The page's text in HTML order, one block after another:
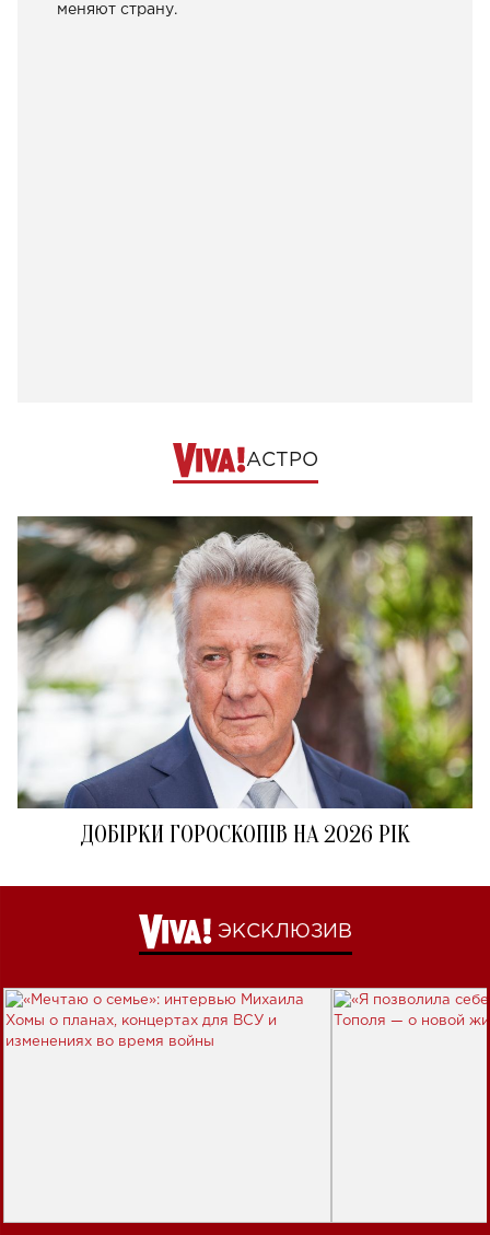
меняют страну.
АСТРО
ДОБІРКИ ГОРОСКОПІВ НА 2026 РІК
ЭКСКЛЮЗИВ